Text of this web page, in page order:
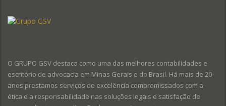
O GRUPO GSV destaca como uma das melhores contabilidades e
escritório de advocacia em Minas Gerais e do Brasil. Há mais de 20
anos prestamos serviços de excelência compromissados com a
ética e a responsabilidade nas soluções legais e satisfação de